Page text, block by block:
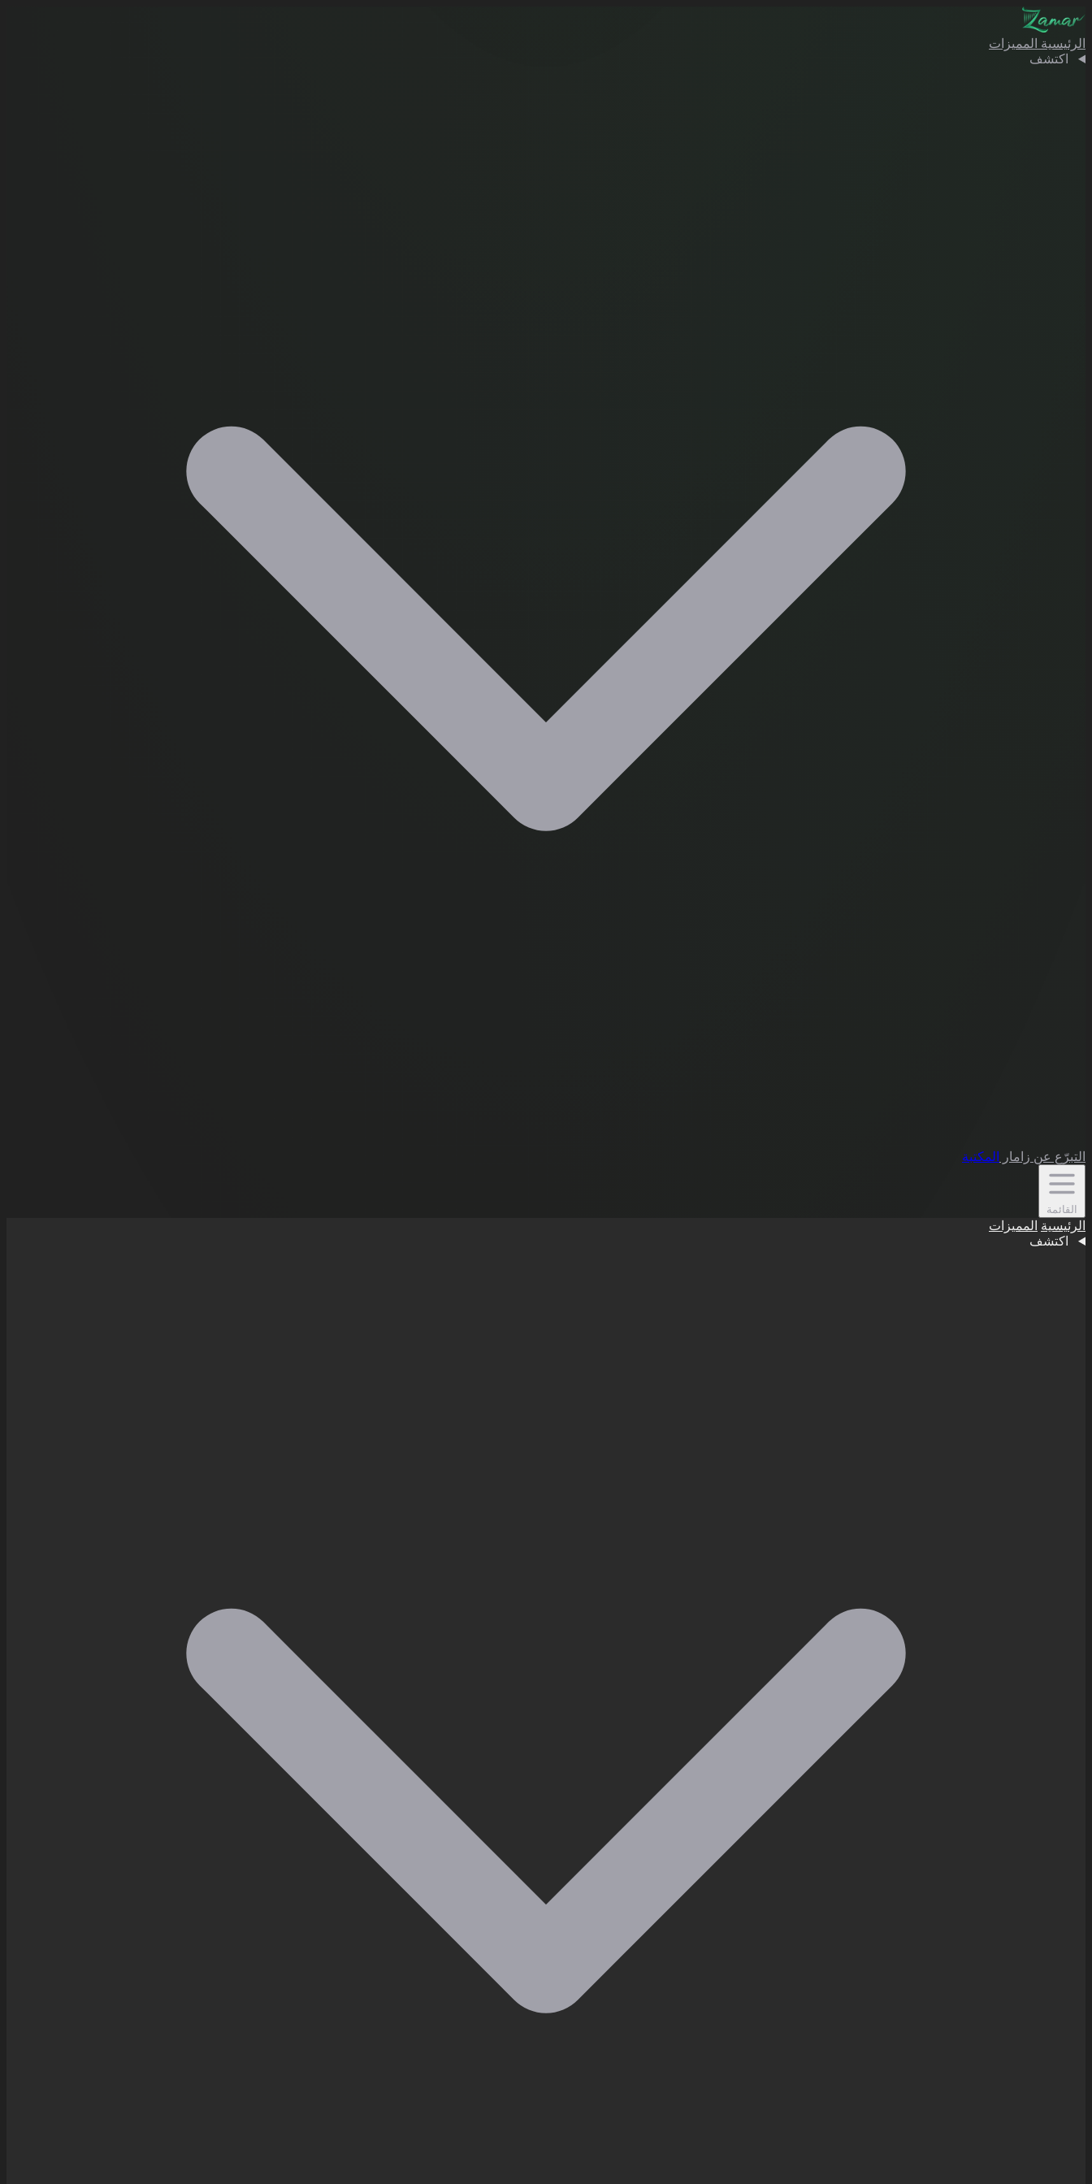
الرئيسية المميزات
اكتشف
التبرّع عن زامار المكتبة
القائمة
الرئيسية المميزات
اكتشف